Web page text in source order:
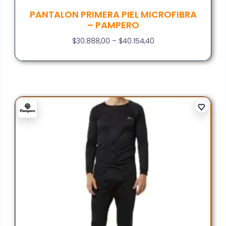
PANTALON PRIMERA PIEL MICROFIBRA
– PAMPERO
$30.888,00 – $40.154,40